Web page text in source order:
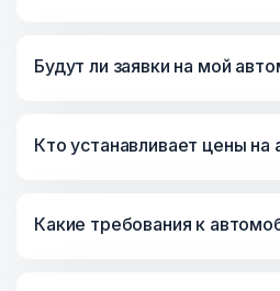
Будут ли заявки на мой
Кто устанавливает цены на
Какие требования к